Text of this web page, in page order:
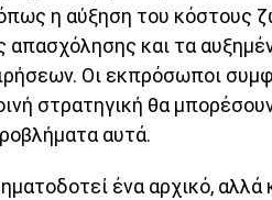
η αύξηση του κόστους
και τα
Οι εκπρόσωποι
στρατηγική θα
αυτά.
ένα αρχικό, αλλά